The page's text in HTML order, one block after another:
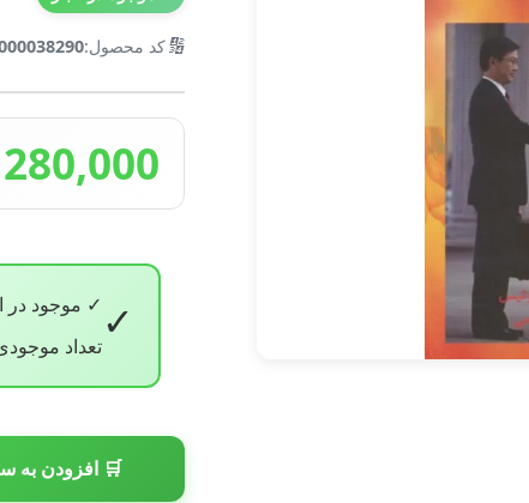
🔢کد محصول:
280,000 تومان
✓ ✓ موجود در
تعداد موجودی: 9
🛒 افزودن به